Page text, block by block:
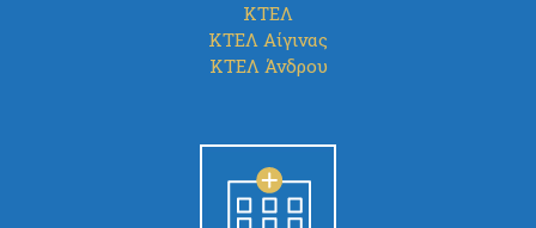
ΚΤΕΛ
ΚΤΕΛ Αίγινας
ΚΤΕΛ Άνδρου